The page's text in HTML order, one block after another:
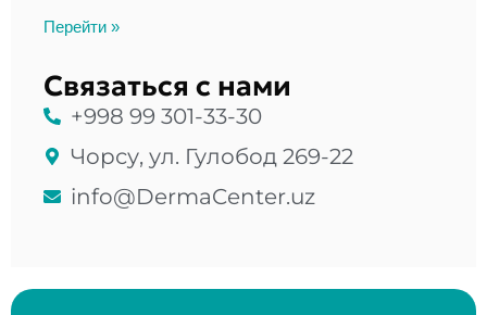
Перейти »
Связаться с нами
+998 99 301-33-30
Чорсу, ул. Гулобод 269-22
info@DermaCenter.uz